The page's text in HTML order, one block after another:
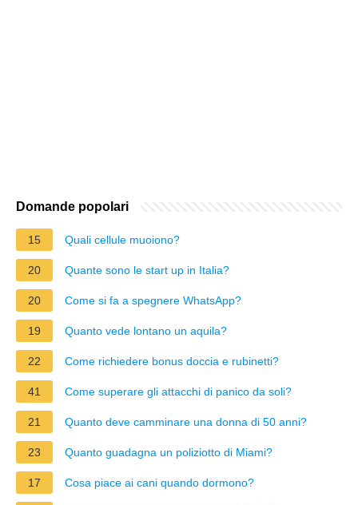
Domande popolari
15 Quali cellule muoiono?
20 Quante sono le start up in Italia?
20 Come si fa a spegnere WhatsApp?
19 Quanto vede lontano un aquila?
22 Come richiedere bonus doccia e rubinetti?
41 Come superare gli attacchi di panico da soli?
21 Quanto deve camminare una donna di 50 anni?
23 Quanto guadagna un poliziotto di Miami?
17 Cosa piace ai cani quando dormono?